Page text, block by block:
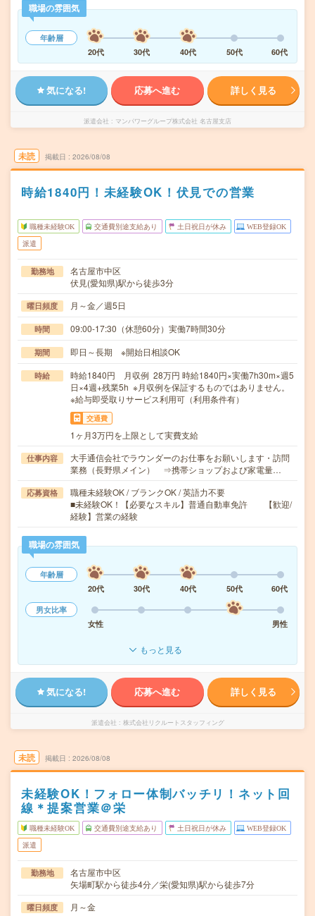
職場の雰囲気
年齢層
20代
30代 40代 50代 60代
気になる! 応募へ進む 詳しく見る
派遣会社 マンパワーグループ株式会社 名古屋支店
未読 掲載日 2026/08/08
時給1840円！未経験OK！伏見での営業
職種未経験OK 交通費別途支給あり 土日祝日が休み WEB登録OK
派遣
勤務地
名古屋市中区
伏見(愛知県)駅から徒歩3分
曜日頻度 月～金／週5日
時間 09:00-17:30（休憩60分）実働7時間30分
期間 即日～長期 ※開始日相談OK
時給
時給1840円 月収例 28万円 時給1840円×実働7h30m×週5
日×4週+残業5h ※月収例を保証するものではありません。
※給与即受取りサービス利用可（利用条件有）
交通費
1ヶ月3万円を上限として実費支給
仕事内容
大手通信会社でラウンダーのお仕事をお願いします・訪問
業務（長野県メイン） ⇒携帯ショップおよび家電量…
応募資格
職種未経験OK / ブランクOK / 英語力不要
■未経験OK！【必要なスキル】普通自動車免許 【歓迎/
経験】営業の経験
職場の雰囲気
年齢層
20代
30代 40代 50代
60代
男女比率
女性
男性
もっと見る
気になる! 応募へ進む 詳しく見る
派遣会社 株式会社リクルートスタッフィング
未読 掲載日 2026/08/08
未経験OK！フォロー体制バッチリ！ネット回
線＊提案営業＠栄
職種未経験OK 交通費別途支給あり 土日祝日が休み WEB登録OK
派遣
勤務地
名古屋市中区
矢場町駅から徒歩4分／栄(愛知県)駅から徒歩7分
曜日頻度 月～金